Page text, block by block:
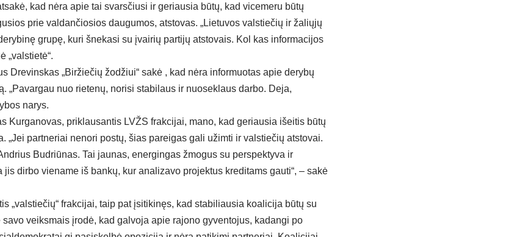
kad nėra apie tai svarsčiusi ir geriausia būtų, kad vicemeru būtų
prie valdančiosios daugumos, atstovas. „Lietuvos valstiečių ir žaliųjų
grupę, kuri šnekasi su įvairių partijų atstovais. Kol kas informacijos
„valstietė“.
Drevinskas „Biržiečių žodžiui“ sakė , kad nėra informuotas apie derybų
„Pavargau nuo rietenų, norisi stabilaus ir nuoseklaus darbo. Deja,
narys.
Kurganovas, priklausantis LVŽS frakcijai, mano, kad geriausia išeitis būtų
„Jei partneriai nenori postų, šias pareigas gali užimti ir valstiečių atstovai.
Budriūnas. Tai jaunas, energingas žmogus su perspektyva ir
dirbo viename iš bankų, kur analizavo projektus kreditams gauti“, – sakė
„valstiečių“ frakcijai, taip pat įsitikinęs, kad stabiliausia koalicija būtų su
veiksmais įrodė, kad galvoja apie rajono gyventojus, kadangi po